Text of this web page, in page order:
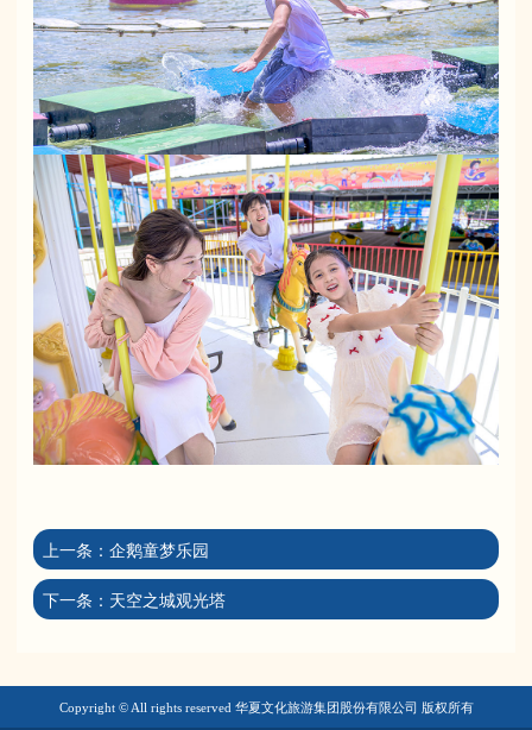
上一条：企鹅童梦乐园
下一条： 天空之城观光塔
Copyright © All rights reserved 华夏文化旅游集团股份有限公司 版权所有